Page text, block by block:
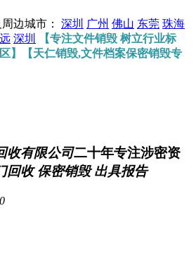
边城市： 深圳 广州 佛山 东莞 珠海
深圳
【专注文件销毁 树立行业标
】【天仁销毁,文件档案保密销毁专
收有限公司二十年专注涉密资
回收 保密销毁 出具报告